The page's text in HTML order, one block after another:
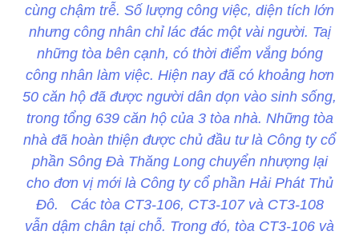
cùng chậm trễ. Số lượng công việc, diện tích lớn
nhưng công nhân chỉ lác đác một vài người. Taị
những tòa bên cạnh, có thời điểm vắng bóng
công nhân làm việc. Hiện nay đã có khoảng hơn
50 căn hộ đã được người dân dọn vào sinh sống,
trong tổng 639 căn hộ của 3 tòa nhà. Những tòa
nhà đã hoàn thiện được chủ đầu tư là Công ty cổ
phần Sông Đà Thăng Long chuyển nhượng lại
cho đơn vị mới là Công ty cổ phần Hải Phát Thủ
Đô. Các tòa CT3-106, CT3-107 và CT3-108
vẫn dậm chân tại chỗ. Trong đó, tòa CT3-106 và